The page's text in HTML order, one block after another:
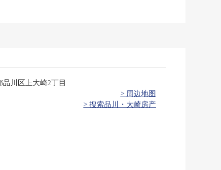
品川区上大崎2丁目
> 周边地图
> 搜索品川・大崎房产